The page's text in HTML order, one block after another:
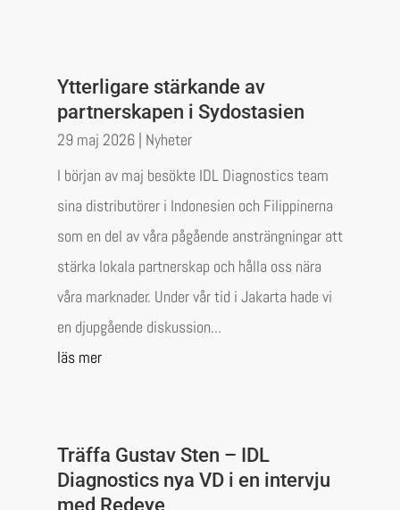
Ytterligare stärkande av
partnerskapen i Sydostasien
29 maj 2026| Nyheter
I början av maj besökte IDL Diagnostics team
sina distributörer i Indonesien och Filippinerna
som en del av våra pågående ansträngningar att
stärka lokala partnerskap och hålla oss nära
våra marknader. Under vår tid i Jakarta hade vi
en djupgående diskussion...
läs mer
Träffa Gustav Sten – IDL
Diagnostics nya VD i en intervju
med Redeye